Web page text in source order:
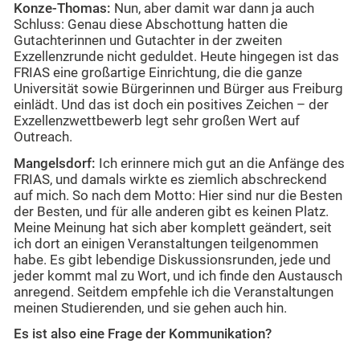
Konze-Thomas: Nun, aber damit war dann ja auch
Schluss: Genau diese Abschottung hatten die
Gutachterinnen und Gutachter in der zweiten
Exzellenzrunde nicht geduldet. Heute hingegen ist das
FRIAS eine großartige Einrichtung, die die ganze
Universität sowie Bürgerinnen und Bürger aus Freiburg
einlädt. Und das ist doch ein positives Zeichen – der
Exzellenzwettbewerb legt sehr großen Wert auf
Outreach.
Mangelsdorf: Ich erinnere mich gut an die Anfänge des
FRIAS, und damals wirkte es ziemlich abschreckend
auf mich. So nach dem Motto: Hier sind nur die Besten
der Besten, und für alle anderen gibt es keinen Platz.
Meine Meinung hat sich aber komplett geändert, seit
ich dort an einigen Veranstaltungen teilgenommen
habe. Es gibt lebendige Diskussionsrunden, jede und
jeder kommt mal zu Wort, und ich finde den Austausch
anregend. Seitdem empfehle ich die Veranstaltungen
meinen Studierenden, und sie gehen auch hin.
Es ist also eine Frage der Kommunikation?